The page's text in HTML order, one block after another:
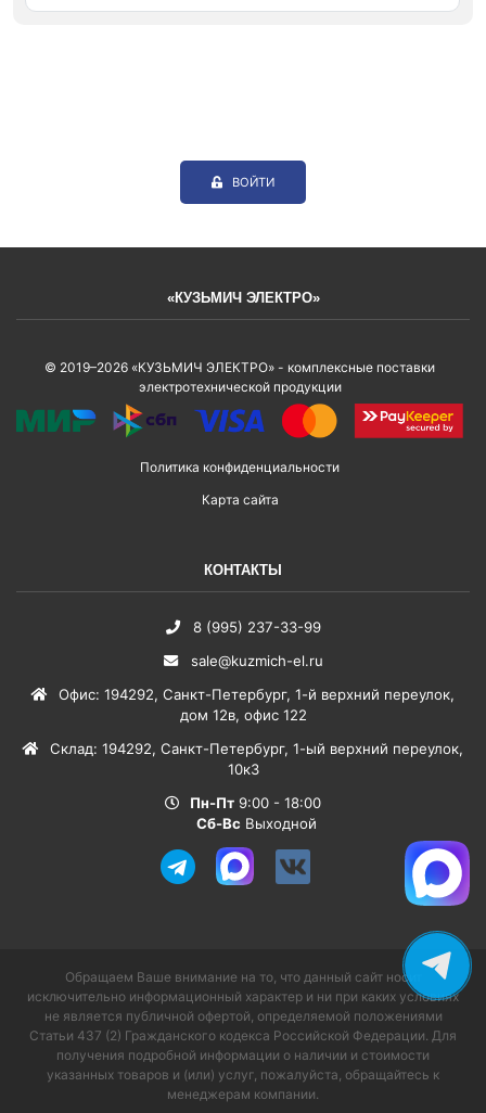
ВОЙТИ
«КУЗЬМИЧ ЭЛЕКТРО»
© 2019–2026 «КУЗЬМИЧ ЭЛЕКТРО» - комплексные поставки
электротехнической продукции
Политика конфиденциальности
Карта сайта
КОНТАКТЫ
8 (995) 237-33-99
sale@kuzmich-el.ru
Офис: 194292, Санкт-Петербург, 1-й верхний переулок,
дом 12в, офис 122
Склад: 194292, Санкт-Петербург, 1-ый верхний переулок,
10к3
Пн-Пт 9:00 - 18:00
Сб-Вс Выходной
Обращаем Ваше внимание на то, что данный сайт носит
исключительно информационный характер и ни при каких условиях
не является публичной офертой, определяемой положениями
Статьи 437 (2) Гражданского кодекса Российской Федерации. Для
получения подробной информации о наличии и стоимости
указанных товаров и (или) услуг, пожалуйста, обращайтесь к
менеджерам компании.